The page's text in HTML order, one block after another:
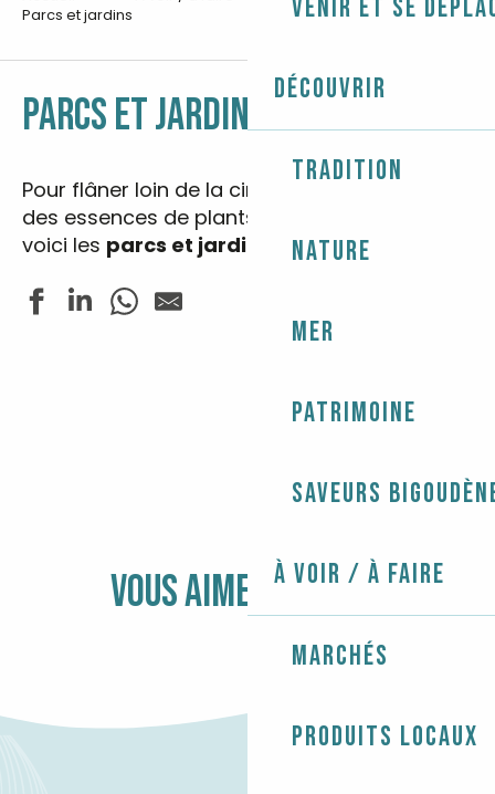
Venir et se
Découvrir
Tradition
Nature
Mer
Patrimoine
Saveurs
À voir / À faire
Marchés
Produits locaux
Parcs et jardins
PARCS ET JARDINSAjouter aux
Pour flâner loin de la circulation, découvrir
des essences de plants locaux et exotiques,
voici les parcs et jardins de notre territoire.
Parc botanique de Cornouaille et Musée des Minéraux
VOUS AIMEREZ AUSSI